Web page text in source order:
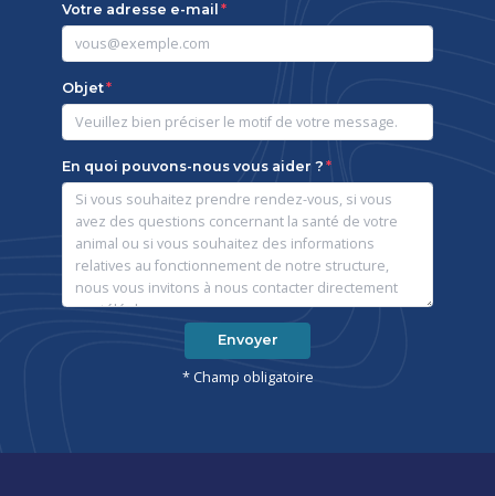
Votre adresse e-mail
Objet
En quoi pouvons-nous vous aider ?
Envoyer
* Champ obligatoire